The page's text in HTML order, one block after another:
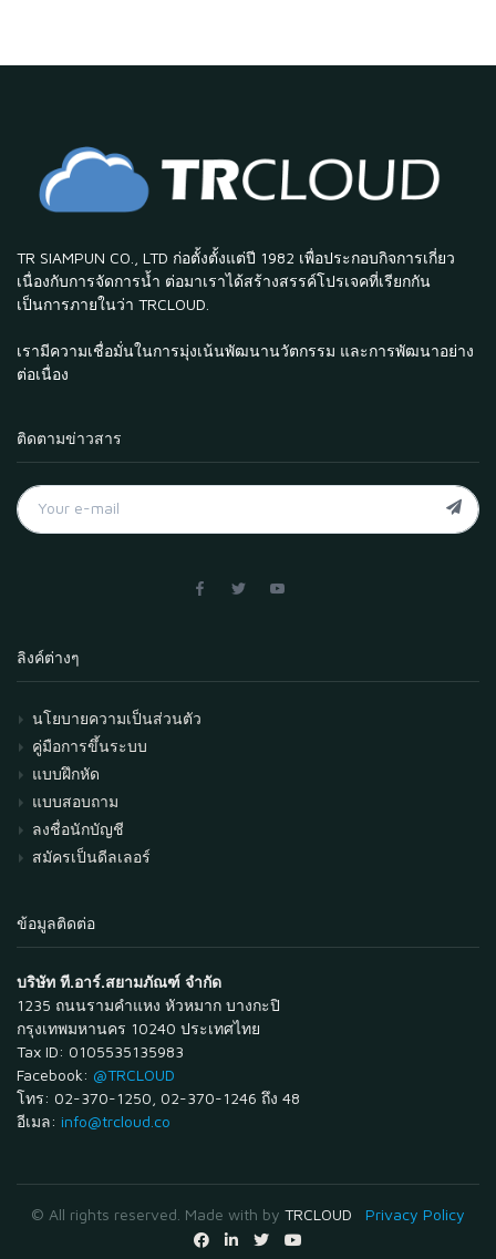
TR SIAMPUN CO., LTD ก่อตั้งตั้งแต่ปี 1982 เพื่อประกอบกิจการเกี่ยว
เนื่องกับการจัดการน้ำ ต่อมาเราได้สร้างสรรค์โปรเจคที่เรียกกัน
เป็นการภายในว่า TRCLOUD.
เรามีความเชื่อมั่นในการมุ่งเน้นพัฒนานวัตกรรม และการพัฒนาอย่าง
ต่อเนื่อง
ติดตามข่าวสาร
ลิงค์ต่างๆ
นโยบายความเป็นส่วนตัว
คู่มือการขึ้นระบบ
แบบฝึกหัด
แบบสอบถาม
ลงชื่อนักบัญชี
สมัครเป็นดีลเลอร์
ข้อมูลติดต่อ
บริษัท ที.อาร์.สยามภัณฑ์ จำกัด
1235 ถนนรามคำแหง หัวหมาก บางกะปิ
กรุงเทพมหานคร 10240 ประเทศไทย
Tax ID: 0105535135983
Facebook: @TRCLOUD
โทร: 02-370-1250, 02-370-1246 ถึง 48
อีเมล: info@trcloud.co
© All rights reserved. Made with by TRCLOUD Privacy Policy